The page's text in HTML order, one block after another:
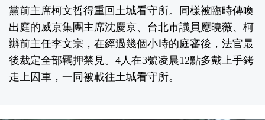
黨前主席柯文哲得重回土城看守所。同樣被臨時傳喚
出庭的威京集團主席沈慶京、台北市議員應曉薇、柯
辦前主任李文宗，在經過幾個小時的庭審後，法官最
後裁定全部羈押禁見。4人在3號凌晨12點多戴上手銬
走上囚車，一同被載往土城看守所。